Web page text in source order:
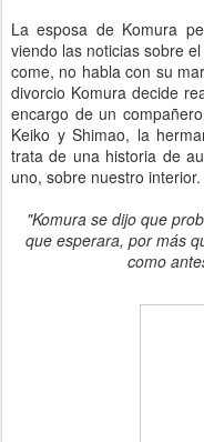
La esposa de Komura
viendo las noticias sobre
come, no habla con su
divorcio Komura decide
encargo de un
Keiko y Shimao, la
trata de una historia de
uno, sobre nuestro interior.
"Komura se dijo que
que esperara, por más
como